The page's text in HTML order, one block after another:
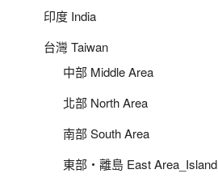
印度 India
台灣 Taiwan
中部 Middle Area
北部 North Area
南部 South Area
東部‧離島 East Area_Island